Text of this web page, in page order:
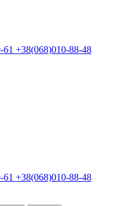
61 +38(068)010-88-48
61 +38(068)010-88-48